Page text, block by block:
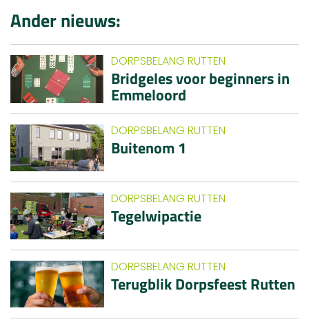
Ander nieuws:
DORPSBELANG RUTTEN
Bridgeles voor beginners in
Emmeloord
DORPSBELANG RUTTEN
Buitenom 1
DORPSBELANG RUTTEN
Tegelwipactie
DORPSBELANG RUTTEN
Terugblik Dorpsfeest Rutten